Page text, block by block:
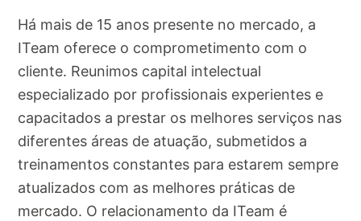
Há mais de 15 anos presente no mercado, a
ITeam oferece o comprometimento com o
cliente. Reunimos capital intelectual
especializado por profissionais experientes e
capacitados a prestar os melhores serviços nas
diferentes áreas de atuação, submetidos a
treinamentos constantes para estarem sempre
atualizados com as melhores práticas de
mercado. O relacionamento da ITeam é